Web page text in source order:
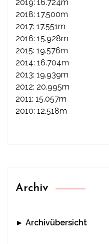
2019: 16.724m
2018: 17.500m
2017: 17.551m
2016: 15.928m
2015: 19.576m
2014: 16.704m
2013: 19.939m
2012: 20.995m
2011: 15.057m
2010: 12.518m
Archiv
► Archivübersicht